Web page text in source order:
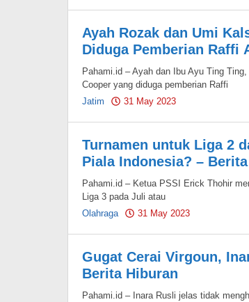
Ayah Rozak dan Umi
Diduga Pemberian Raffi
Pahami.id – Ayah dan Ibu Ayu Ting
Cooper yang diduga pemberian Raffi
Jatim
31 May 2023
Turnamen untuk Liga 2
Piala Indonesia? –
Pahami.id – Ketua PSSI Erick Thohir
Liga 3 pada Juli atau
Olahraga
31 May 2023
Gugat Cerai Virgoun,
Berita Hiburan
Pahami.id – Inara Rusli jelas tidak